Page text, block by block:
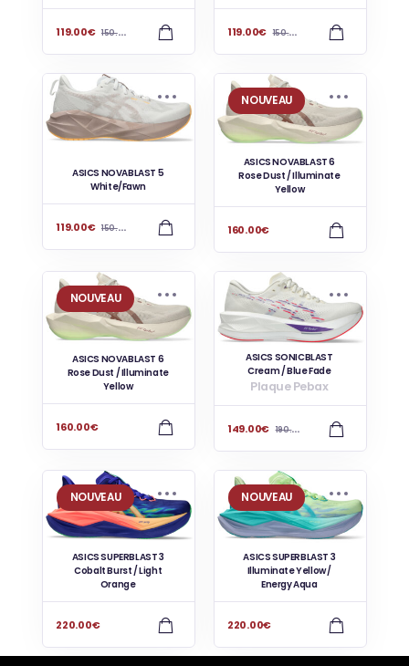
119.00€ 150.00 119.00€ 150.00
ASICS NOVABLAST 5
White/Fawn
119.00€ 150.00
NOUVEAU
ASICS NOVABLAST 6
Rose Dust / Illuminate
Yellow
160.00€
NOUVEAU
ASICS NOVABLAST 6
Rose Dust / Illuminate
Yellow
160.00€
ASICS SONICBLAST
Cream / Blue Fade
Plaque Pebax
149.00€ 190.00
NOUVEAU
ASICS SUPERBLAST 3
Cobalt Burst / Light
Orange
220.00€
NOUVEAU
ASICS SUPERBLAST 3
Illuminate Yellow /
Energy Aqua
220.00€